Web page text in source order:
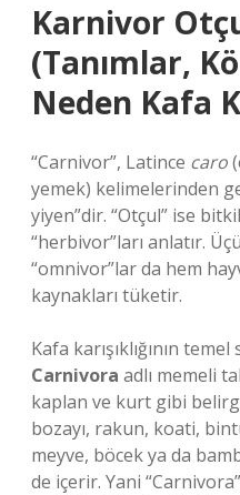
Karnivor
(Tanımlar,
Neden Kafa
“Carnivor”, Latince caro
yemek) kelimelerinden
yiyen”dir. “Otçul” ise
“herbivor”ları anlatır.
“omnivor”lar da hem
kaynakları tüketir.
Kafa karışıklığının
Carnivora adlı memeli
kaplan ve kurt gibi
bozayı, rakun, koati,
meyve, böcek ya da
de içerir. Yani